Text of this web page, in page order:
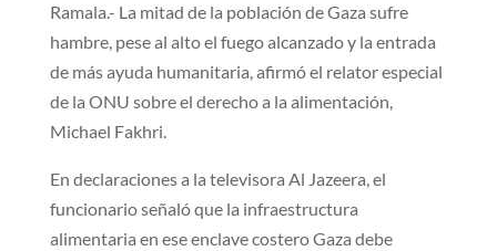
Ramala.- La mitad de la población de Gaza sufre
hambre, pese al alto el fuego alcanzado y la entrada
de más ayuda humanitaria, afirmó el relator especial
de la ONU sobre el derecho a la alimentación,
Michael Fakhri.
En declaraciones a la televisora Al Jazeera, el
funcionario señaló que la infraestructura
alimentaria en ese enclave costero Gaza debe